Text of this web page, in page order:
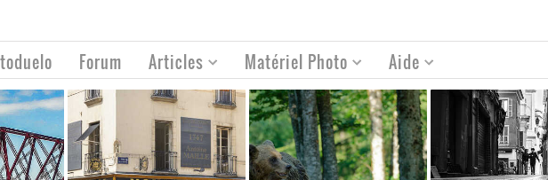
Forum Articles Matériel Photo Aide